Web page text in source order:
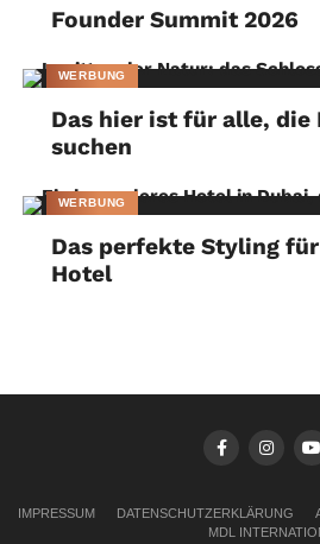
Founder Summit 2026
WERBUNG
Das hier ist für alle, die
suchen
WERBUNG
Das perfekte Styling
Hotel
IMPRESSUM DATENSCHUTZERKLÄRUNG
MDL